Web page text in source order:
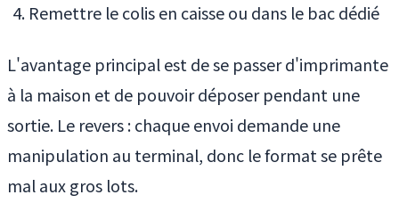
Remettre le colis en caisse ou dans le bac dédié
L'avantage principal est de se passer d'imprimante
à la maison et de pouvoir déposer pendant une
sortie. Le revers : chaque envoi demande une
manipulation au terminal, donc le format se prête
mal aux gros lots.